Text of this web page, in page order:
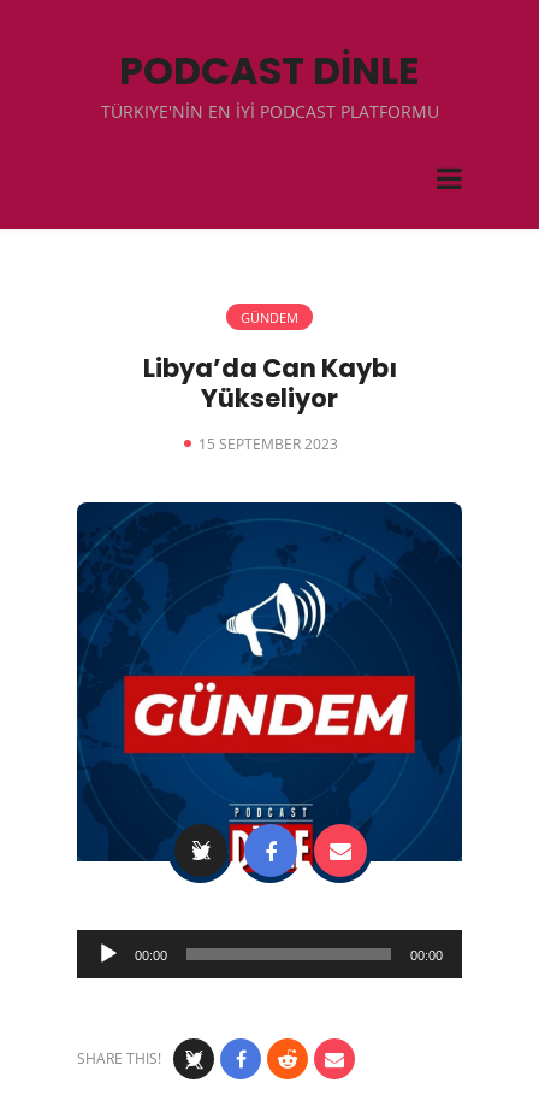
PODCAST DİNLE
TÜRKIYE'NİN EN İYİ PODCAST PLATFORMU
GÜNDEM
Libya’da Can Kaybı
Yükseliyor
15 SEPTEMBER 2023
Audio
Player
00:00 00:00
SHARE THIS!